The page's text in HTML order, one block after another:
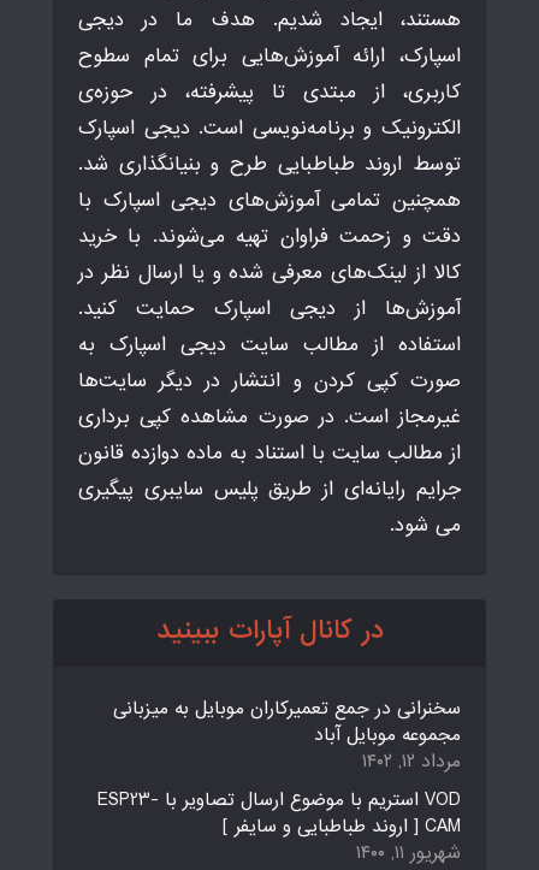
هستند، ایجاد شدیم. هدف ما در دیجی
اسپارک، ارائه آموزش‌هایی برای تمام سطوح
کاربری، از مبتدی تا پیشرفته، در حوزه‌ی
الکترونیک و برنامه‌نویسی است. دیجی اسپارک
توسط اروند طباطبایی طرح و بنیانگذاری شد.
همچنین تمامی آموزش‌های دیجی اسپارک با
دقت و زحمت فراوان تهیه می‌شوند. با خرید
کالا از لینک‌های معرفی شده و یا ارسال نظر در
آموزش‌ها از دیجی اسپارک حمایت کنید.
استفاده از مطالب سایت دیجی اسپارک به
صورت کپی کردن و انتشار در دیگر سایت‌ها
غیرمجاز است. در صورت مشاهده کپی برداری
از مطالب سایت با استناد به ماده دوازده قانون
جرایم رایانه‌ای از طریق پلیس سایبری پیگیری
می شود.
در کانال آپارات ببینید
سخنرانی در جمع تعمیرکاران موبایل به میزبانی
مجموعه موبایل آباد
مرداد ۱۲, ۱۴۰۲
VOD استریم با موضوع ارسال تصاویر با ESP23-
CAM [ اروند طباطبایی و سایفر ]
شهریور ۱۱, ۱۴۰۰